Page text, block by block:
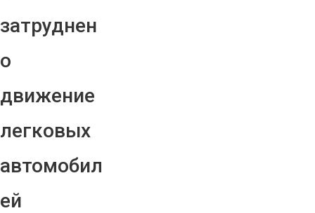
затруднен
о
движение
легковых
автомобил
ей